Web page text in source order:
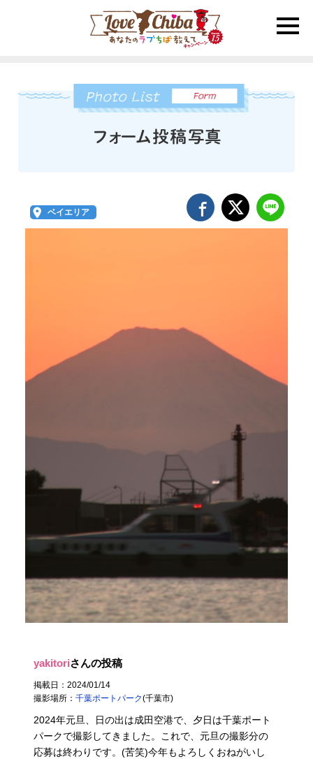
toggle
ベイエリア
yakitoriさんの投稿
掲載日：2024/01/14
撮影場所：千葉ポートパーク(千葉市)
2024年元旦、日の出は成田空港で、夕日は千葉ポート
パークで撮影してきました。これで、元旦の撮影分の
応募は終わりです。(苦笑)今年もよろしくおねがいし